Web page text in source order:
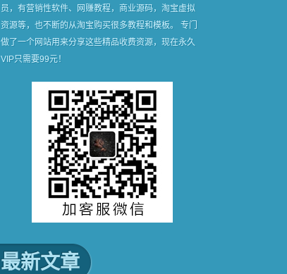
员，有营销性软件、网赚教程，商业源码，淘宝虚拟
资源等，也不断的从淘宝购买很多教程和模板。 专门
做了一个网站用来分享这些精品收费资源，现在永久
VIP只需要99元！
最新文章